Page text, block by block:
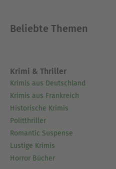
Beliebte Themen
Krimi & Thriller
Krimis aus Deutschland
Krimis aus Frankreich
Historische Krimis
Politthriller
Romantic Suspense
Lustige Krimis
Horror Bücher